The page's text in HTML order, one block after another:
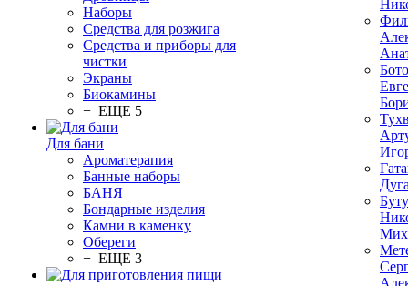
Наборы
Средства для розжига
Средства и приборы для
чистки
Экраны
Биокамины
+ ЕЩЕ 5
Для бани
Ароматерапия
Банные наборы
БАНЯ
Бондарные изделия
Камни в каменку
Обереги
+ ЕЩЕ 3